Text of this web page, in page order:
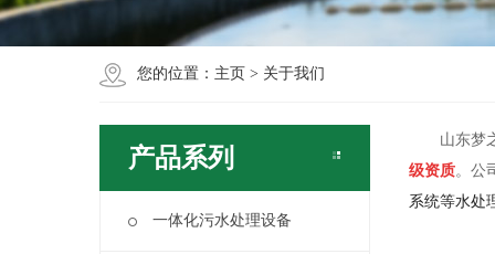
您的位置： 主页 > 关于我们
产品系列
一体化污水处理设备
山东梦之
级资质。公
系统等水处